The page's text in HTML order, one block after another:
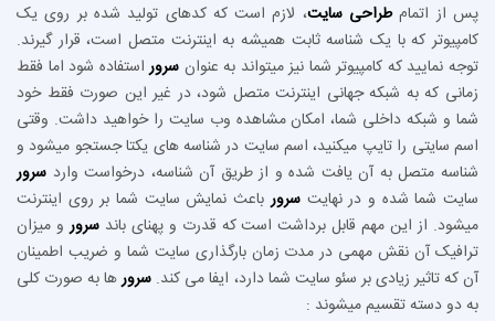
پس از اتمامطراحی سایت، لازم است که کدهای تولید شده بر روی یک
کامپیوتر که با یک شناسه ثابت همیشه به اینترنت متصل است، قرار گیرند.
توجه نمایید که کامپیوتر شما نیز میتواند به عنوان سروراستفاده شود اما فقط
زمانی که به شبکه جهانی اینترنت متصل شود، در غیر این صورت فقط خود
شما و شبکه داخلی شما، امکان مشاهده وب سایت را خواهید داشت. وقتی
اسم سایتی را تایپ میکنید، اسم سایت در شناسه های یکتا جستجو میشود و
شناسه متصل به آن یافت شده و از طریق آن شناسه، درخواست وارد سرور
سایت شما شده و در نهایتسرورباعث نمایش سایت شما بر روی اینترنت
میشود. از این مهم قابل برداشت است که قدرت و پهنای باندسرورو میزان
ترافیک آن نقش مهمی در مدت زمان بارگذاری سایت شما و ضریب اطمینان
آن که تاثیر زیادی بر سئو سایت شما دارد، ایفا می کند. سرورها به صورت کلی
به دو دسته تقسیم میشوند :